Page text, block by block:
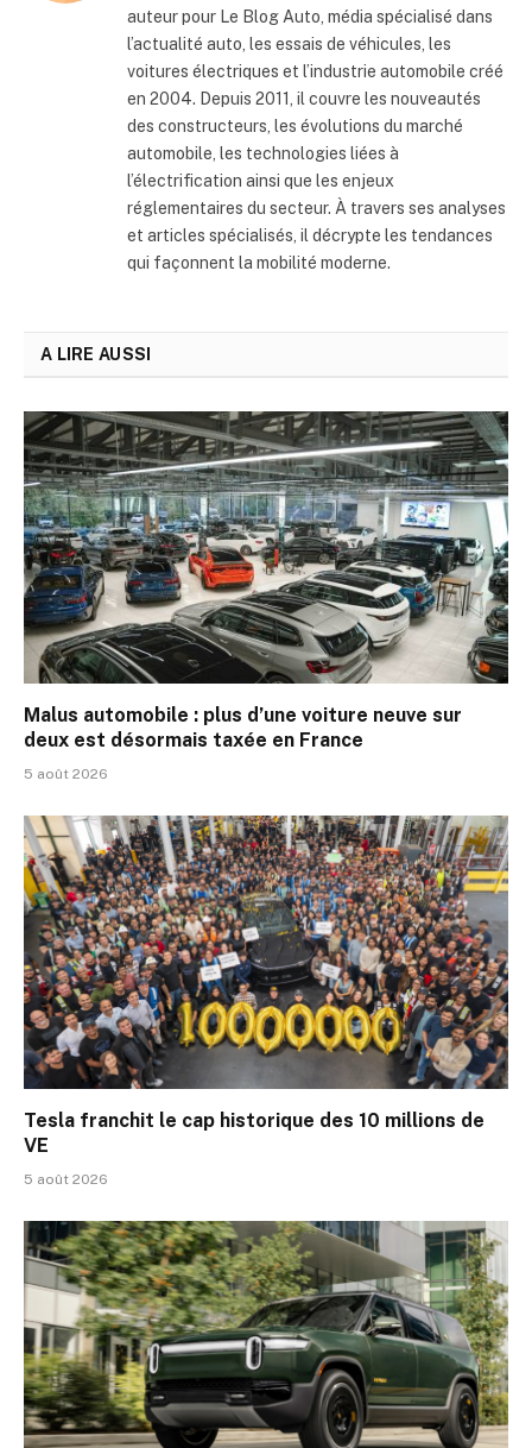
auteur pour Le Blog Auto, média spécialisé dans
l’actualité auto, les essais de véhicules, les
voitures électriques et l’industrie automobile créé
en 2004. Depuis 2011, il couvre les nouveautés
des constructeurs, les évolutions du marché
automobile, les technologies liées à
l’électrification ainsi que les enjeux
réglementaires du secteur. À travers ses analyses
et articles spécialisés, il décrypte les tendances
qui façonnent la mobilité moderne.
A LIRE AUSSI
Malus automobile : plus d’une voiture neuve sur
deux est désormais taxée en France
5 août 2026
Tesla franchit le cap historique des 10 millions de
VE
5 août 2026